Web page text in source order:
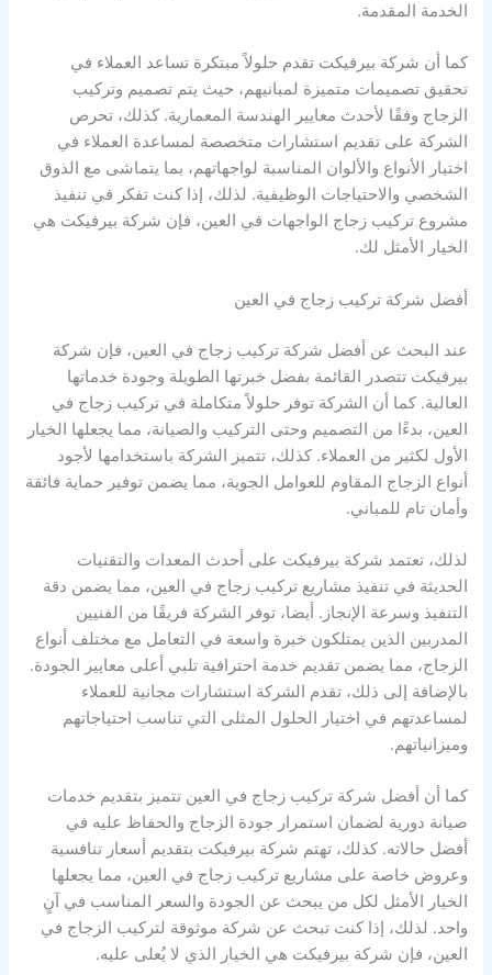
الخدمة المقدمة.
كما أن شركة بيرفيكت تقدم حلولاً مبتكرة تساعد العملاء في
تحقيق تصميمات متميزة لمبانيهم، حيث يتم تصميم وتركيب
الزجاج وفقًا لأحدث معايير الهندسة المعمارية. كذلك، تحرص
الشركة على تقديم استشارات متخصصة لمساعدة العملاء في
اختيار الأنواع والألوان المناسبة لواجهاتهم، بما يتماشى مع الذوق
الشخصي والاحتياجات الوظيفية. لذلك، إذا كنت تفكر في تنفيذ
مشروع تركيب زجاج الواجهات في العين، فإن شركة بيرفيكت هي
الخيار الأمثل لك.
أفضل شركة تركيب زجاج في العين
عند البحث عن أفضل شركة تركيب زجاج في العين، فإن شركة
بيرفيكت تتصدر القائمة بفضل خبرتها الطويلة وجودة خدماتها
العالية. كما أن الشركة توفر حلولاً متكاملة في تركيب زجاج في
العين، بدءًا من التصميم وحتى التركيب والصيانة، مما يجعلها الخيار
الأول لكثير من العملاء. كذلك، تتميز الشركة باستخدامها لأجود
أنواع الزجاج المقاوم للعوامل الجوية، مما يضمن توفير حماية فائقة
وأمان تام للمباني.
لذلك، تعتمد شركة بيرفيكت على أحدث المعدات والتقنيات
الحديثة في تنفيذ مشاريع تركيب زجاج في العين، مما يضمن دقة
التنفيذ وسرعة الإنجاز. أيضا، توفر الشركة فريقًا من الفنيين
المدربين الذين يمتلكون خبرة واسعة في التعامل مع مختلف أنواع
الزجاج، مما يضمن تقديم خدمة احترافية تلبي أعلى معايير الجودة.
بالإضافة إلى ذلك، تقدم الشركة استشارات مجانية للعملاء
لمساعدتهم في اختيار الحلول المثلى التي تناسب احتياجاتهم
وميزانياتهم.
كما أن أفضل شركة تركيب زجاج في العين تتميز بتقديم خدمات
صيانة دورية لضمان استمرار جودة الزجاج والحفاظ عليه في
أفضل حالاته. كذلك، تهتم شركة بيرفيكت بتقديم أسعار تنافسية
وعروض خاصة على مشاريع تركيب زجاج في العين، مما يجعلها
الخيار الأمثل لكل من يبحث عن الجودة والسعر المناسب في آنٍ
واحد. لذلك، إذا كنت تبحث عن شركة موثوقة لتركيب الزجاج في
العين، فإن شركة بيرفيكت هي الخيار الذي لا يُعلى عليه.